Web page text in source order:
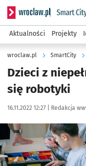
Serwis informacyjny
Aktualności Projekty
wroclaw.pl SmartCity
Dzieci z
się robotyki
Data publikacji:
16.11.2022 12:27 | Autor:
Redakcja
Kliknij, aby powiększyć